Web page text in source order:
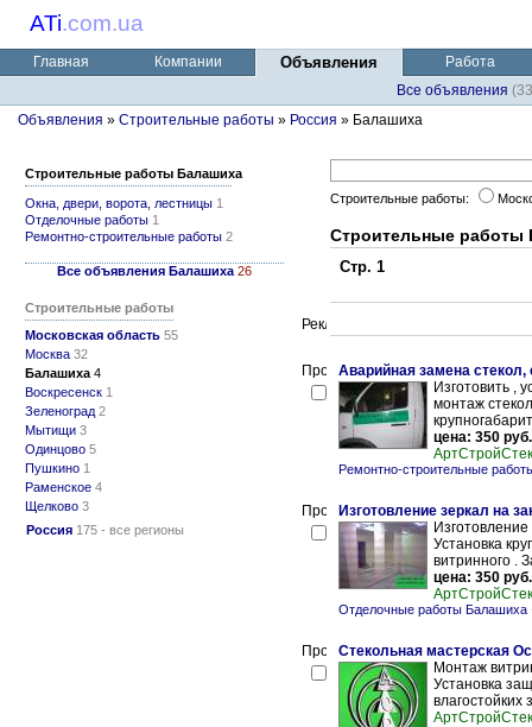
ATi.com.ua
Главная Компании Объявления
Работа
Все объявления
Объявления » Строительные работы » Россия » Балашиха
Строительные работы Балашиха
Окна, двери, ворота, лестницы 1
Отделочные работы 1
Ремонтно-строительные работы 2
Все объявления Балашиха 26
Строительные работы
Московская область 55
Москва 32
Балашиха 4
Воскресенск 1
Зеленоград 2
Мытищи 3
Одинцово 5
Пушкино 1
Раменское 4
Щелково 3
Россия 175 - все регионы
Строительные работы:
Строительные работы
Стр. 1
Аварийная замена стекол,
Изготовить ,
монтаж
цена: 350 руб.
Ремонтно-строительные
Изготовление зеркал на
Установка
витринного .
цена: 350 руб.
Отделочные работы Балашиха
Стекольная мастерская
Монтаж
Установка
влагостойких